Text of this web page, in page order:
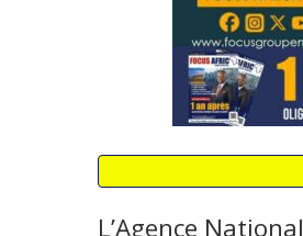
L’Agence